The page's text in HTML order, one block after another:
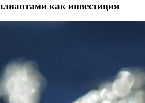
как инвестиция